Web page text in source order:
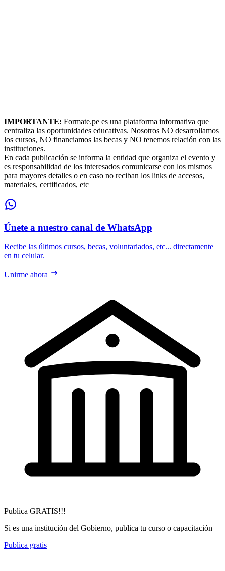
IMPORTANTE: Formate.pe es una plataforma informativa que
centraliza las oportunidades educativas. Nosotros NO desarrollamos
los cursos, NO financiamos las becas y NO tenemos relación con las
instituciones.
En cada publicación se informa la entidad que organiza el evento y
es responsabilidad de los interesados comunicarse con los mismos
para mayores detalles o en caso no reciban los links de accesos,
materiales, certificados, etc
Únete a nuestro canal de WhatsApp
Recibe las últimos cursos, becas, voluntariados, etc... directamente
en tu celular.
Unirme ahora
Publica GRATIS!!!
Si es una institución del Gobierno, publica tu curso o capacitación
Publica gratis